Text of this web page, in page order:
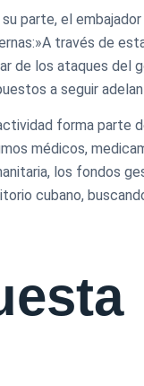
su parte, el
través de
de los ataques del
a seguir
forma parte
médicos,
los fondos
cubano,